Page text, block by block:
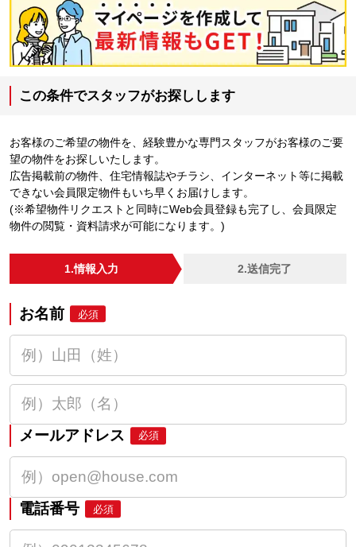
この条件でスタッフがお探しします
お客様のご希望の物件を、経験豊かな専門スタッフがお客様のご要
望の物件をお探しいたします。
広告掲載前の物件、住宅情報誌やチラシ、インターネット等に掲載
できない会員限定物件もいち早くお届けします。
(※希望物件リクエストと同時にWeb会員登録も完了し、会員限定
物件の閲覧・資料請求が可能になります。)
1.情報入力 2.送信完了
お名前 必須
メールアドレス 必須
電話番号 必須